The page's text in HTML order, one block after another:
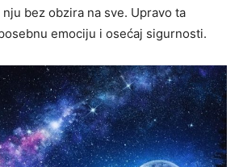
bez obzira na sve. Upravo ta
emociju i osećaj sigurnosti.